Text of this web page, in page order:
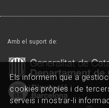
Amb el suport de:
Els informem que a
cookies pròpies i de
serveis i mostrar-li